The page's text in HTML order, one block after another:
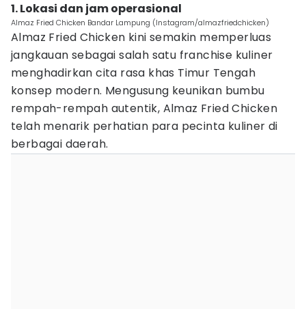
1. Lokasi dan jam operasional
Almaz Fried Chicken Bandar Lampung (Instagram/almazfriedchicken)
Almaz Fried Chicken kini semakin memperluas
jangkauan sebagai salah satu franchise kuliner
menghadirkan cita rasa khas Timur Tengah
konsep modern. Mengusung keunikan bumbu
rempah-rempah autentik, Almaz Fried Chicken
telah menarik perhatian para pecinta kuliner di
berbagai daerah.